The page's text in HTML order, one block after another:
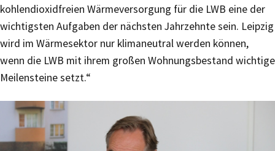
kohlendioxidfreien Wärmeversorgung für die LWB eine der
wichtigsten Aufgaben der nächsten Jahrzehnte sein. Leipzig
wird im Wärmesektor nur klimaneutral werden können,
wenn die LWB mit ihrem großen Wohnungsbestand wichtige
Meilensteine setzt.“